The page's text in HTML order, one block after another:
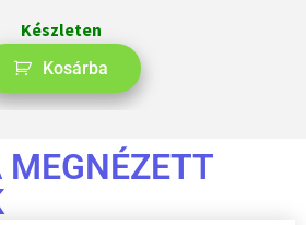
Készleten
Kosárba